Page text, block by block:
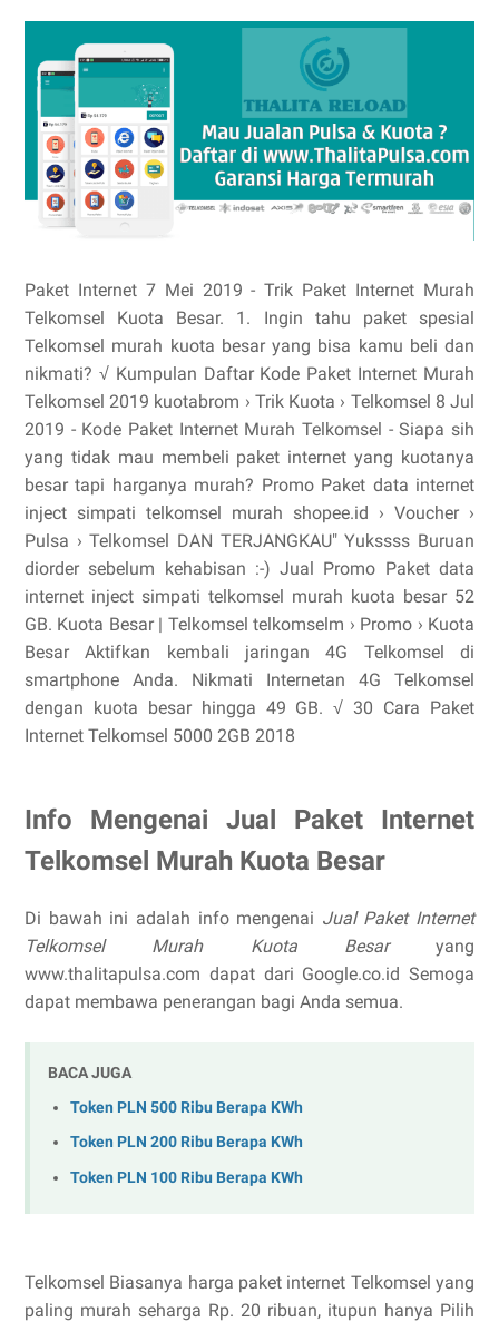
Paket Internet 7 Mei 2019 - Trik Paket Internet Murah
Telkomsel Kuota Besar. 1. Ingin tahu paket spesial
Telkomsel murah kuota besar yang bisa kamu beli dan
nikmati? √ Kumpulan Daftar Kode Paket Internet Murah
Telkomsel 2019 kuotabrom › Trik Kuota › Telkomsel 8 Jul
2019 - Kode Paket Internet Murah Telkomsel - Siapa sih
yang tidak mau membeli paket internet yang kuotanya
besar tapi harganya murah? Promo Paket data internet
inject simpati telkomsel murah shopee.id › Voucher ›
Pulsa › Telkomsel DAN TERJANGKAU" Yukssss Buruan
diorder sebelum kehabisan :-) Jual Promo Paket data
internet inject simpati telkomsel murah kuota besar 52
GB. Kuota Besar | Telkomsel telkomselm › Promo › Kuota
Besar Aktifkan kembali jaringan 4G Telkomsel di
smartphone Anda. Nikmati Internetan 4G Telkomsel
dengan kuota besar hingga 49 GB. √ 30 Cara Paket
Internet Telkomsel 5000 2GB 2018
Info Mengenai Jual Paket Internet
Telkomsel Murah Kuota Besar
Di bawah ini adalah info mengenai Jual Paket Internet
Telkomsel Murah Kuota Besar yang
www.thalitapulsa.com dapat dari Google.co.id Semoga
dapat membawa penerangan bagi Anda semua.
BACA JUGA
Token PLN 500 Ribu Berapa KWh
Token PLN 200 Ribu Berapa KWh
Token PLN 100 Ribu Berapa KWh
Telkomsel Biasanya harga paket internet Telkomsel yang
paling murah seharga Rp. 20 ribuan, itupun hanya Pilih